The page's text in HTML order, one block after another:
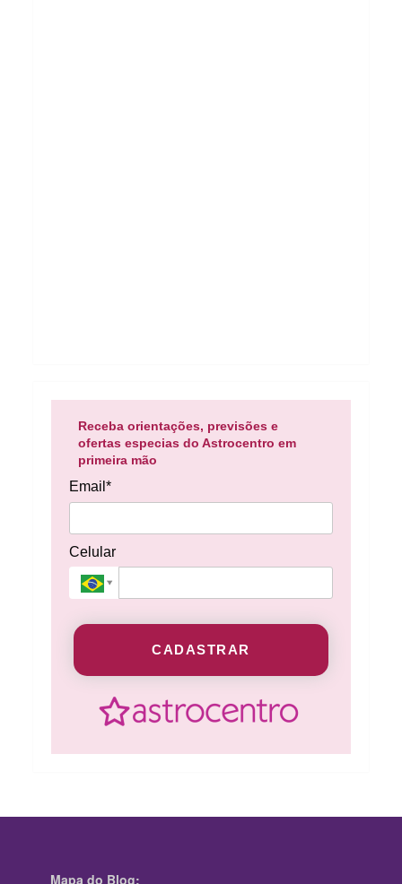
Receba orientações, previsões e
ofertas especias do Astrocentro em
primeira mão
Email*
Celular
CADASTRAR
Mapa do Blog: